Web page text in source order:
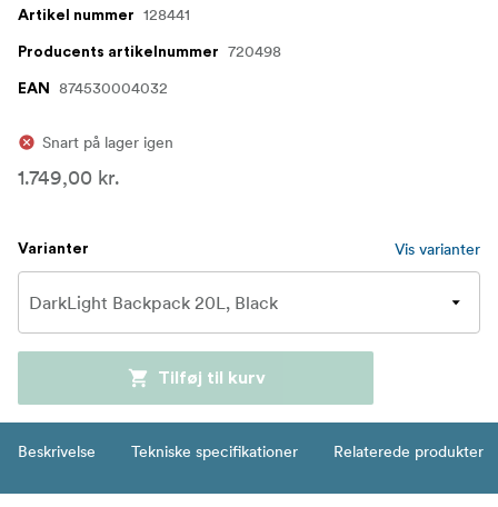
Artikel nummer 128441
Producents artikelnummer 720498
EAN 874530004032
Snart på lager igen
1.749,00 kr.
Varianter Vis varianter
Tilføj til kurv
Beskrivelse Tekniske specifikationer Relaterede produkter